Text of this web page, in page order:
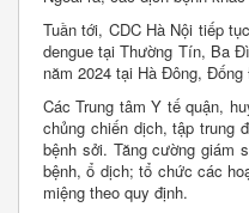
Tuần tới, CDC Hà Nội tiếp
dengue tại Thường Tín, Ba
năm 2024 tại Hà Đông,
Các Trung tâm Y tế quận,
chủng chiến dịch, tập trung
bệnh sởi. Tăng cường giám
bệnh, ổ dịch; tổ chức các
miệng theo quy định.